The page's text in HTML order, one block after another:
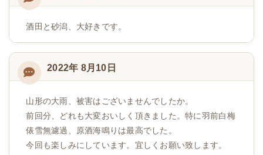
酒田と砂潟、大好きです。
2022年 8月10日
山形の大雨、被害はございませんでしたか。
前回分、どれも大変おいしく頂きました。特に羽前白梅
俵雪無濾過、原酒海鳴りは最高でした。
今回も楽しみにしています。宜しくお願い致します。